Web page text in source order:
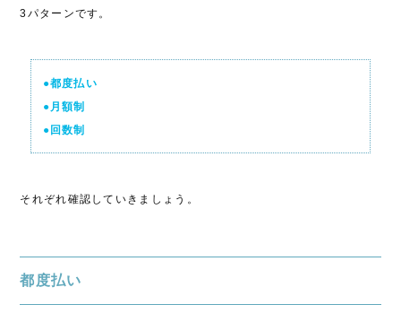
3パターンです。
●都度払い
●月額制
●回数制
それぞれ確認していきましょう。
都度払い